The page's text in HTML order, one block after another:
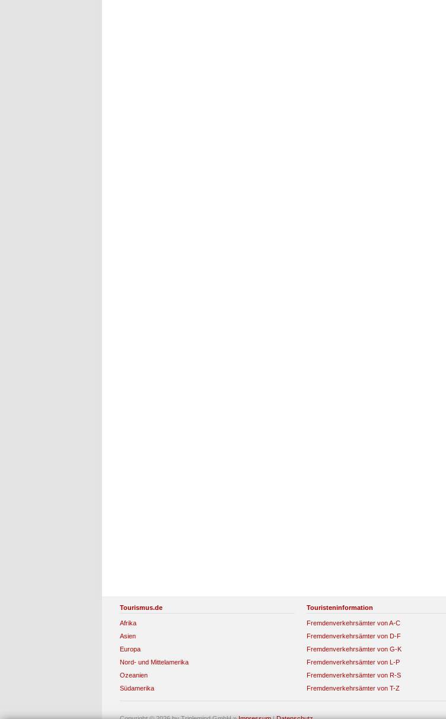
Tourismus.de
Afrika
Asien
Europa
Nord- und Mittelamerika
Ozeanien
Südamerika
Touristeninformation
Fremdenverkehrsämter von A-C
Fremdenverkehrsämter von D-F
Fremdenverkehrsämter von G-K
Fremdenverkehrsämter von L-P
Fremdenverkehrsämter von R-S
Fremdenverkehrsämter von T-Z